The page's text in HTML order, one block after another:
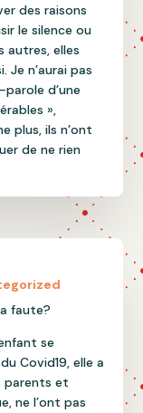
des raisons
le silence ou
autres, elles
Je n’aurai pas
d’une
»,
plus, ils n’ont
de ne rien
faute?
se
Covid19, elle a
parents et
ne l’ont pas